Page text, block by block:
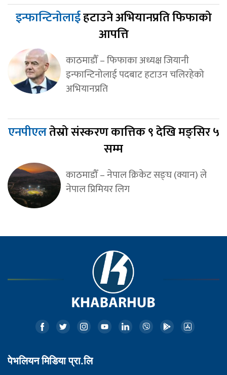
इन्फान्टिनोलाईहटाउने अभियानप्रति फिफाको
आपत्ति
काठमाडौँ – फिफाका अध्यक्ष जियानी
इन्फान्टिनोलाई पदबाट हटाउन चलिरहेको
अभियानप्रति
एनपीएलतेस्रो संस्करण कात्तिक ९ देखि मङ्सिर ५
सम्म
काठमाडौँ – नेपाल क्रिकेट सङ्घ (क्यान) ले
नेपाल प्रिमियर लिग
पेभलियन मिडिया प्रा.लि